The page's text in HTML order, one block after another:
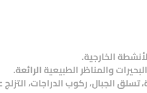
الخارجية.
والمناظر الطبيعية الرائعة.
الجبال، ركوب الدراجات، التزلج